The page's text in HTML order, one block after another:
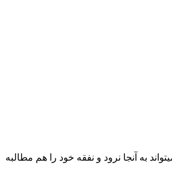
به آنجا نرود و نفقه خود را هم مطالبه